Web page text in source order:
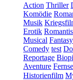
Action Thriller
Komödie
Musik
Erotik
Musical Fantasy
Comedy test
Reportage
Aventure
Historienfilm